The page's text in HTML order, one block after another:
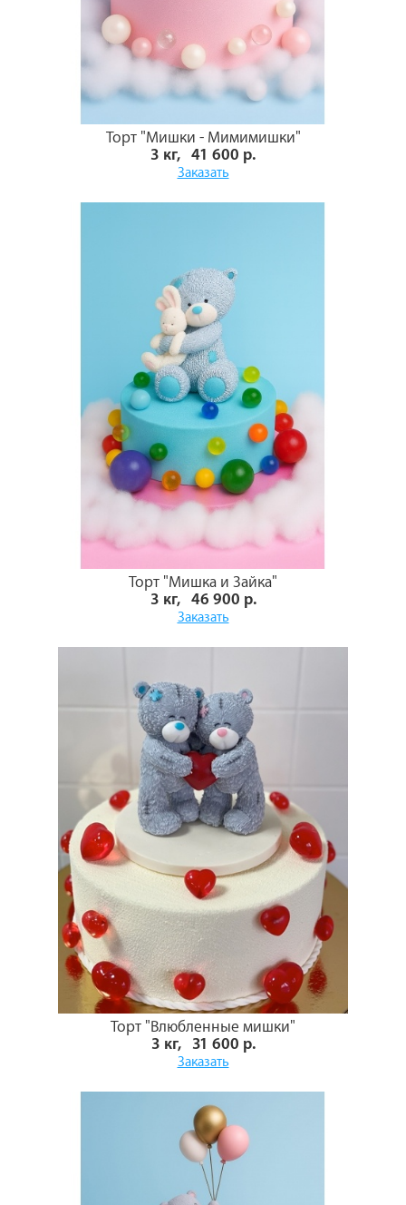
Торт "Мишки - Мимимишки"
3 кг, 41 600 р.
Заказать
Торт "Мишка и Зайка"
3 кг, 46 900 р.
Заказать
Торт "Влюбленные мишки"
3 кг, 31 600 р.
Заказать